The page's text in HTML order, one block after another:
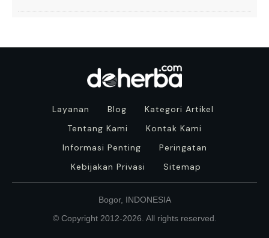
Layanan Blog
Kategori Artikel
Tentang Kami
Kontak Kami
Informasi Penting
Peringatan
Kebijakan Privasi
Sitemap
Bogor, INDONESIA
© Copyright 2012-2026. All rights reserved.